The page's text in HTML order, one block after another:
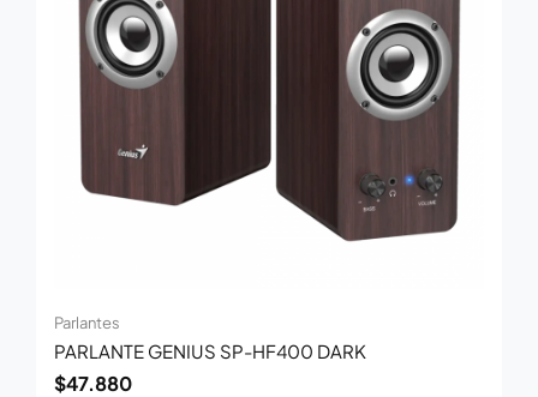
Parlantes
PARLANTE GENIUS SP-HF400 DARK
$47.880